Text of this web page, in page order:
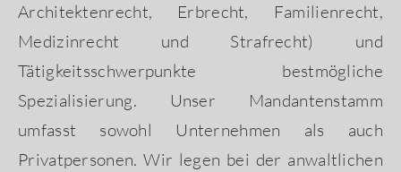
Architektenrecht, Erbrecht, Familienrecht,
Medizinrecht und Strafrecht) und
Tätigkeitsschwerpunkte bestmögliche
Spezialisierung. Unser Mandantenstamm
umfasst sowohl Unternehmen als auch
Privatpersonen. Wir legen bei der anwaltlichen